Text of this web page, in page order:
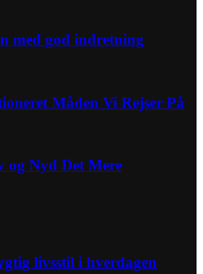
med god indretning
Måden Vi Rejser På
og Nyd Det Mere
livsstil i hverdagen